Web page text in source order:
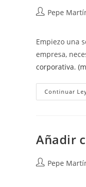
Autor
entrada:
Pepe
Empiezo una
empresa,
corporativa.
Continuar
Añadir
AutorPepe